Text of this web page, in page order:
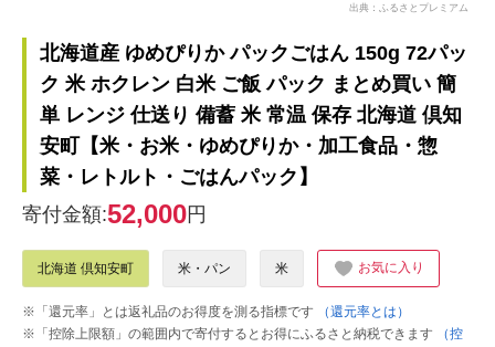
出典：ふるさとプレミアム
北海道産 ゆめぴりか パックごはん 150g 72パッ
ク 米 ホクレン 白米 ご飯 パック まとめ買い 簡
単 レンジ 仕送り 備蓄 米 常温 保存 北海道 倶知
安町【米・お米・ゆめぴりか・加工食品・惣
菜・レトルト・ごはんパック】
寄付金額:52,000円
北海道 倶知安町 米・パン 米 お気に入り
※「還元率」とは返礼品のお得度を測る指標です
（還元率とは）
※「控除上限額」の範囲内で寄付するとお得にふるさと納税できます
（控